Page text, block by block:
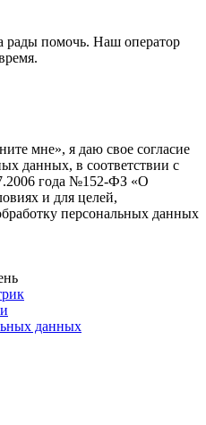
рады помочь. Наш оператор
мне», я даю свое согласие
данных, в соответствии с
года №152-ФЗ «О
и для целей,
персональных данных
данных